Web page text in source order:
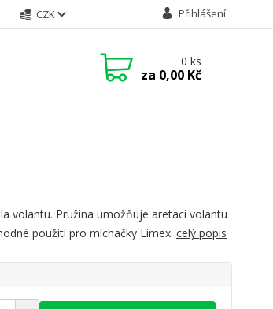
CZK Přihlášení
0ks
za 0,00 Kč
volantu. Pružina umožňuje aretaci volantu
použití pro míchačky Limex. celý popis